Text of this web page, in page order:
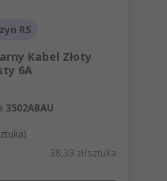
RS
Kabel Złoty
6A
3502ABAU
38,33 zł/sztuka